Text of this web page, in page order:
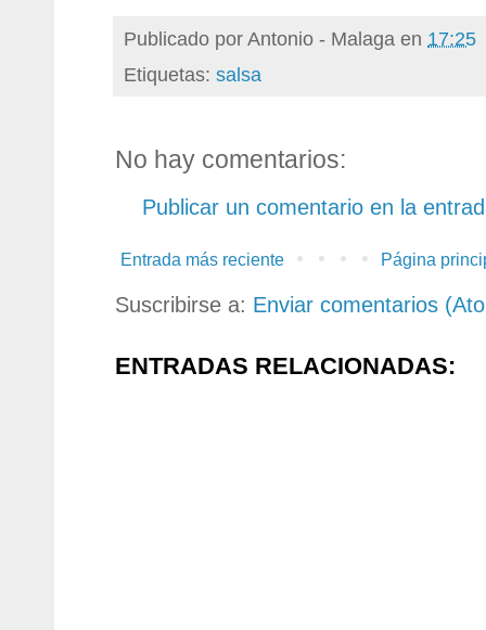
Publicado porAntonio - Malaga en 17:25
Etiquetas: salsa
No hay comentarios:
Publicar un comentario en la
Entrada más reciente Página
Suscribirse a: Enviar comentarios
ENTRADAS RELACIONADAS: